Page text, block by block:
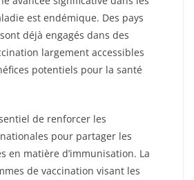
est endémique. Des pays
déjà engagés dans des
largement accessibles
potentiels pour la santé
de renforcer les
pour partager les
en matière d’immunisation. La
de vaccination visant les